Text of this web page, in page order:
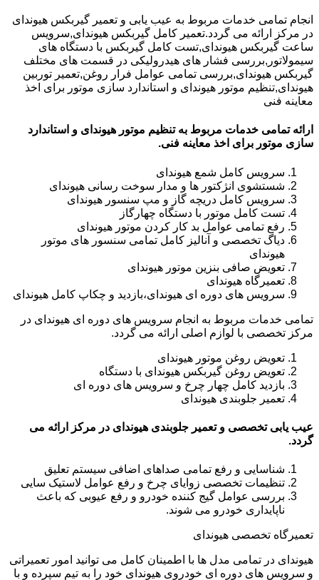
انجام تمامی خدمات مربوط به عیب یابی و تعمیر گیربکس هیوندای
در مرکز ارائه می گردد.تعمیر کامل گیربکس هیوندای,سرویس
ساعت گیربکس هیوندای,تست کامل گیربکس با دستگاه های
سیمولاتور,بررسی فشار های هیدرولیکی در قسمت های مختلف
گیربکس هیوندای,بررسی تمامی عوامل فرار روغن,تعمیر توربین
هیوندای,تنظیم موتور هیوندای و استاندارد سازی موتور برای اخذ
معاینه فنی
ارائه تمامی خدمات مربوط به تنظیم موتور هیوندای و استاندارد
سازی موتور برای اخذ معاینه فنی.
سرویس کامل شمع هیوندای
شستشوی انژکتور ها و مدار سوخت رسانی هیوندای
سرویس کامل دریچه گاز و مپ سنسور هیوندای
تست کامل موتور با دستگاه چهارگاز
رفع تمامی عوامل بد کار کردن موتور هیوندای
دیاگ تخصصی و آنالیز کامل تمامی سنسور های موتور
هیوندای
تعویض صافی بنزین موتور هیوندای
تعمیرگاه هیوندای
سرویس های دوره ای هیوندای،بازدید و چکاپ کامل هیوندای
تمامی خدمات مربوط به انجام سرویس های دوره ای هیوندای در
مرکز تخصصی با لوازم اصلی ارائه می گردد.
تعویض روغن موتور هیوندای
تعویض روغن گیربکس هیوندای با دستگاه
بازدید کامل چهار چرخ و سرویس های دوره ای
تعمیر جلوبندی هیوندای
عیب یابی تخصصی و تعمیر جلوبندی هیوندای در مرکز ارائه می
گردد.
شناسایی و رفع تمامی صداهای اضافی سیستم تعلیق
تنظیمات تخصصی زوایای چرخ و رفع عوامل لاستیک سایی
بررسی عوامل گیج کننده خودرو و رفع عیوبی که باعث
ناپایداری خودرو می شوند.
تعمیرگاه تخصصی هیوندای
هیوندای در تمامی مدل ها با اطمینان کامل می توانید امور تعمیراتی
و سرویس های دوره ای خودروی هیوندای خود را به تیم سپرده و با